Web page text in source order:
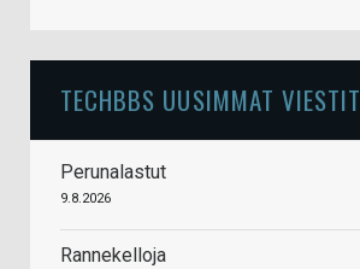
TECHBBS UUSIMMAT VIESTIT
Perunalastut
9.8.2026
Rannekelloja